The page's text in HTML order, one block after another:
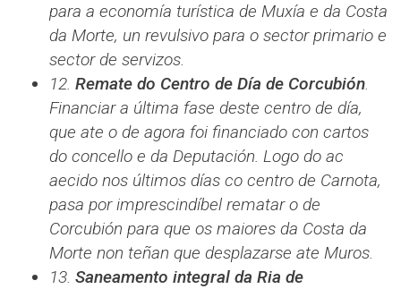
para a economía turística de Muxía e da Costa
da Morte, un revulsivo para o sector primario e
sector de servizos.
12. Remate do Centro de Día de Corcubión.
Financiar a última fase deste centro de día,
que ate o de agora foi financiado con cartos
do concello e da Deputación. Logo do ac
aecido nos últimos días co centro de Carnota,
pasa por imprescindíbel rematar o de
Corcubión para que os maiores da Costa da
Morte non teñan que desplazarse ate Muros.
13. Saneamento integral da Ria de